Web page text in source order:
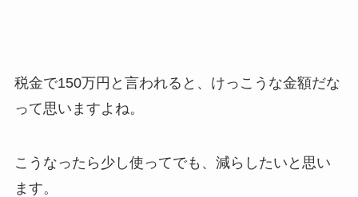
税金で150万円と言われると、けっこうな金額だな
って思いますよね。
こうなったら少し使ってでも、減らしたいと思い
ます。